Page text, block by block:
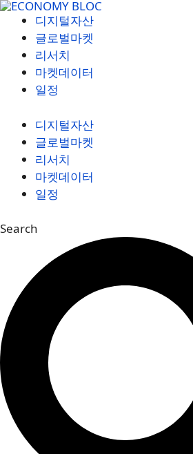
컨
디지털자산
글로벌마켓
리서치
마켓데이터
일정
디지털자산
글로벌마켓
리서치
마켓데이터
일정
Search